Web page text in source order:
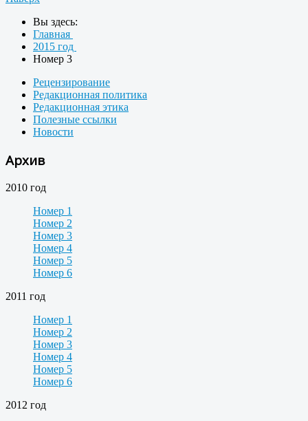
Вы здесь:
Главная
2015 год
Номер 3
Рецензирование
Редакционная политика
Редакционная этика
Полезные ссылки
Новости
Архив
2010 год
Номер 1
Номер 2
Номер 3
Номер 4
Номер 5
Номер 6
2011 год
Номер 1
Номер 2
Номер 3
Номер 4
Номер 5
Номер 6
2012 год